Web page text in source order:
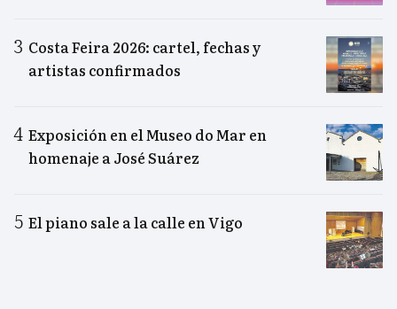
Costa Feira 2026: cartel, fechas y
artistas confirmados
Exposición en el Museo do Mar en
homenaje a José Suárez
El piano sale a la calle en Vigo